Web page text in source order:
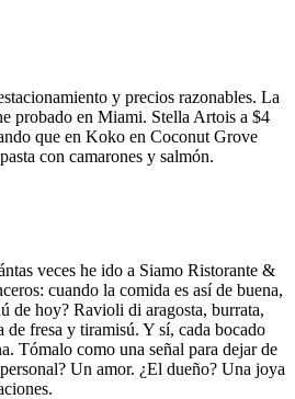
y precios razonables. La
probado en Miami. Stella Artois a $4
que en Koko en Coconut Grove
con camarones y salmón.
veces he ido a Siamo Ristorante &
cuando la comida es así de buena,
de hoy? Ravioli di aragosta, burrata,
de fresa y tiramisú. Y sí, cada bocado
Tómalo como una señal para dejar de
Un amor. ¿El dueño? Una joya